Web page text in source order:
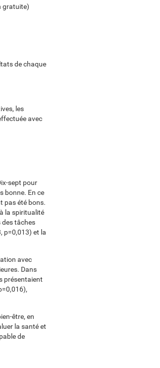
gratuite)
de chaque
les
avec
sept pour
bonne. En ce
pas été bons.
la spiritualité
des tâches
p=0,013) et la
avec
Dans
présentaient
être, en
la santé et
de